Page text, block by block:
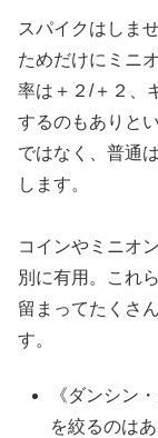
スパイクはしま
ためだけにミニ
率は＋２/＋２、
するのもありと
ではなく、普通
します。
コインやミニオ
別に有用。これ
留まってたくさ
す。
《ダンシン
を絞るのはあ